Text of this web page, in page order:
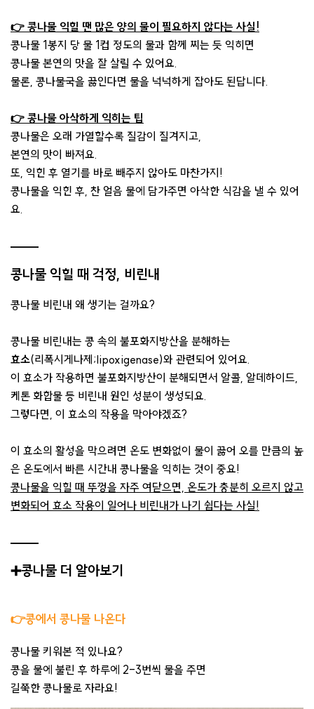
👉 콩나물 익힐 땐 많은 양의 물이 필요하지 않다는 사실!
콩나물 1봉지 당 물 1컵 정도의 물과 함께 찌는 듯 익히면
콩나물 본연의 맛을 잘 살릴 수 있어요.
물론, 콩나물국을 끓인다면 물을 넉넉하게 잡아도 된답니다.
👉 콩나물 아삭하게 익히는 팁
콩나물은 오래 가열할수록 질감이 질겨지고,
본연의 맛이 빠져요.
또, 익힌 후 열기를 바로 빼주지 않아도 마찬가지!
콩나물을 익힌 후, 찬 얼음 물에 담가주면 아삭한 식감을 낼 수 있어
요.
콩나물 익힐 때 걱정, 비린내
콩나물 비린내 왜 생기는 걸까요?
콩나물 비린내는 콩 속의 불포화지방산을 분해하는
효소(리폭시게나제;lipoxigenase)와 관련되어 있어요.
이 효소가 작용하면 불포화지방산이 분해되면서 알콜, 알데하이드,
케톤 화합물 등 비린내 원인 성분이 생성되요.
그렇다면, 이 효소의 작용을 막아야겠죠?
이 효소의 활성을 막으려면 온도 변화없이 물이 끓어 오를 만큼의 높
은 온도에서 빠른 시간내 콩나물을 익히는 것이 중요!
콩나물을 익힐 때 뚜껑을 자주 여닫으면, 온도가 충분히 오르지 않고
변화되어 효소 작용이 일어나 비린내가 나기 쉽다는 사실!
➕콩나물 더 알아보기
👉콩에서 콩나물 나온다
콩나물 키워본 적 있나요?
콩을 물에 불린 후 하루에 2-3번씩 물을 주면
길쭉한 콩나물로 자라요!